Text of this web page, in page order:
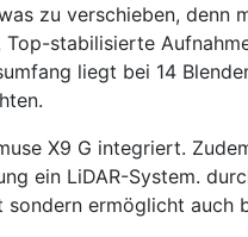
zu verschieben,
stabilisierte
liegt bei 14
X9 G integriert.
ein LiDAR-System.
ermöglicht auch